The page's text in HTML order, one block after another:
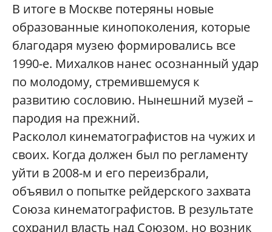
В итоге в Москве потеряны новые
образованные кинопоколения, которые
благодаря музею формировались все
1990-е. Михалков нанес осознанный удар
по молодому, стремившемуся к
развитию сословию. Нынешний музей –
пародия на прежний.
Расколол кинематографистов на чужих и
своих. Когда должен был по регламенту
уйти в 2008-м и его переизбрали,
объявил о попытке рейдерского захвата
Союза кинематографистов. В результате
сохранил власть над Союзом, но возник